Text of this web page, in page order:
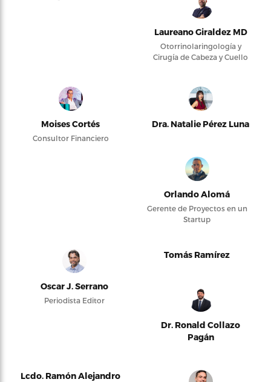
Laureano Giraldez MD
Otorrinolaringología y
Cirugía de Cabeza y Cuello
Moises Cortés
Consultor Financiero
Dra. Natalie Pérez Luna
Orlando Alomá
Gerente de Proyectos en un
Startup
Oscar J. Serrano
Periodista Editor
Tomás Ramírez
Dr. Ronald Collazo
Pagán
Lcdo. Ramón Alejandro